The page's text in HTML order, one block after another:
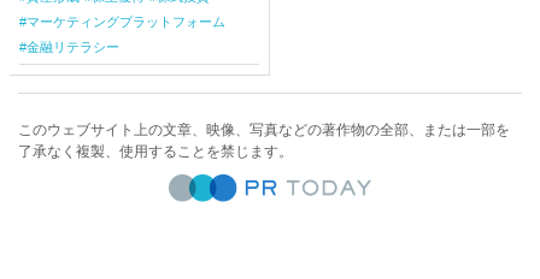
マーケティングプラットフォーム
金融リテラシー
このウェブサイト上の文章、映像、写真などの著作物の全部、または一部を
了承なく複製、使用することを禁じます。